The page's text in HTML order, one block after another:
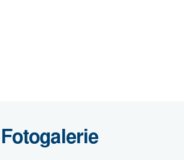
Fotogalerie